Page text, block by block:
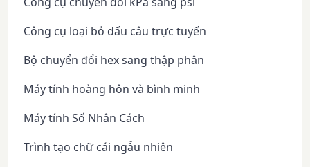
Công cụ loại bỏ dấu câu trực tuyến
Bộ chuyển đổi hex sang thập phân
Máy tính hoàng hôn và bình minh
Máy tính Số Nhân Cách
Trình tạo chữ cái ngẫu nhiên